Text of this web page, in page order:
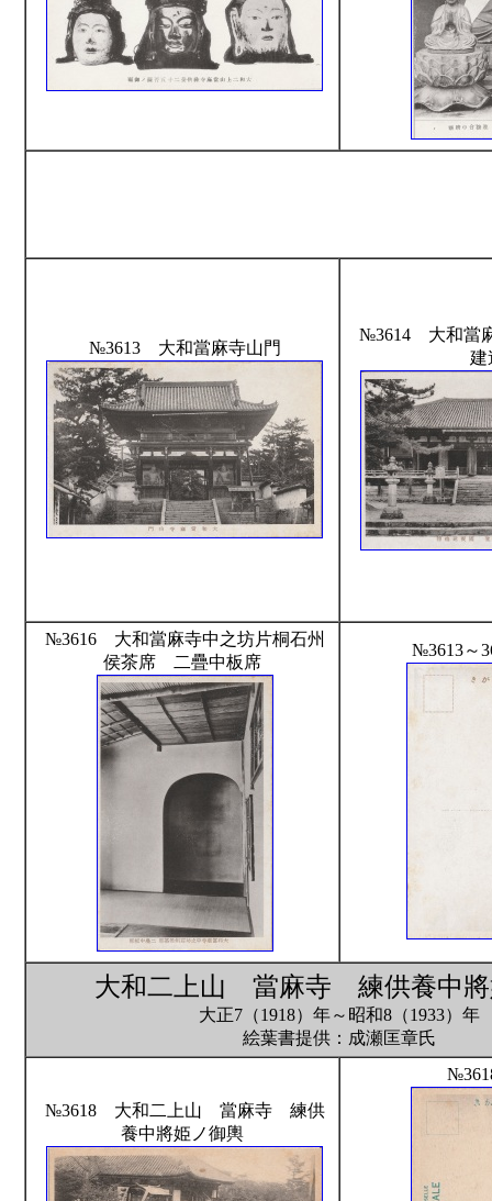
№3613 大和當麻寺山門
№3614 大和當
建
№3616 大和當麻寺中之坊片桐石州
侯茶席 二疊中板席
№3613～
大和二上山 當麻寺 練供養中將
大正7（1918）年～昭和8（1933）年
絵葉書提供：成瀬匡章氏
№3618 大和二上山 當麻寺 練供
養中將姫ノ御輿